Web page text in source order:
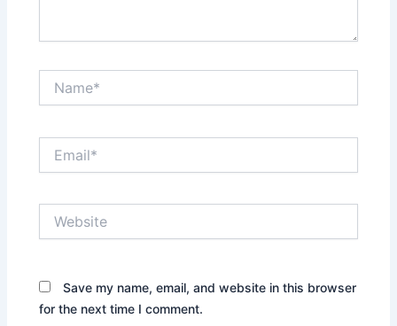
Save my name, email, and website in this browser
for the next time I comment.